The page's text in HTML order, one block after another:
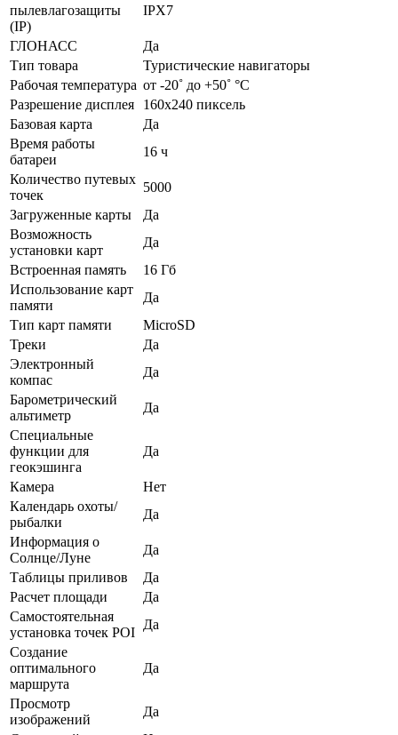
пылевлагозащиты
(IP)
IPX7
ГЛОНАСС
Да
Тип товара
Туристические навигаторы
Рабочая температура от -20˚ до +50˚ °C
Разрешение дисплея
160х240 пиксель
Базовая карта
Да
Время работы
батареи
16 ч
Количество путевых
точек
5000
Загруженные карты
Да
Возможность
установки карт
Да
Встроенная память
16 Гб
Использование карт
памяти
Да
Тип карт памяти
MicroSD
Треки
Да
Электронный
компас
Да
Барометрический
альтиметр
Да
Специальные
функции для
геокэшинга
Да
Камера
Нет
Календарь охоты/
рыбалки
Да
Информация о
Солнце/Луне
Да
Таблицы приливов
Да
Расчет площади
Да
Самостоятельная
установка точек POI
Да
Создание
оптимального
маршрута
Да
Просмотр
изображений
Да